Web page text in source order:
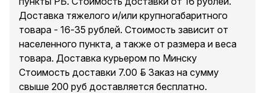
Эргономичная рукоятка имеет мягкую накладку для
более комфортной и безопасной работы. Два
аккумулятора ёмкостью 4 А/ч и зарядное
устройство, входящие в состав комплекта поставки,
обеспечивают непрерывную работу инструмента.
Характеристики
Доставка тяжелого и/или крупногабаритного
товара - 16-35 рублей. Стоимость зависит от
населенного пункта, а также от размера и веса
товара. Доставка курьером по Минску
Стоимость доставки 7.00 руб. Заказ на сумму
свыше 200 руб доставляется бесплатно.